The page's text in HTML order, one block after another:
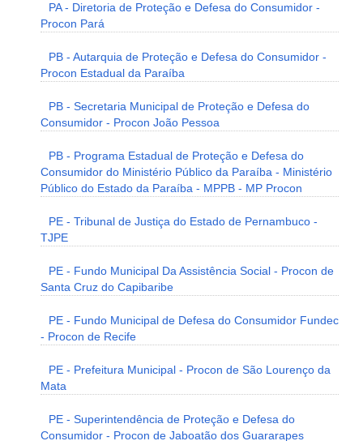
PA - Diretoria de Proteção e Defesa do Consumidor -
Procon Pará
PB - Autarquia de Proteção e Defesa do Consumidor -
Procon Estadual da Paraíba
PB - Secretaria Municipal de Proteção e Defesa do
Consumidor - Procon João Pessoa
PB - Programa Estadual de Proteção e Defesa do
Consumidor do Ministério Público da Paraíba - Ministério
Público do Estado da Paraíba - MPPB - MP Procon
PE - Tribunal de Justiça do Estado de Pernambuco -
TJPE
PE - Fundo Municipal Da Assistência Social - Procon de
Santa Cruz do Capibaribe
PE - Fundo Municipal de Defesa do Consumidor Fundec
- Procon de Recife
PE - Prefeitura Municipal - Procon de São Lourenço da
Mata
PE - Superintendência de Proteção e Defesa do
Consumidor - Procon de Jaboatão dos Guararapes